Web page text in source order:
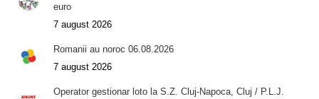
euro
7 august 2026
Romanii au noroc 06.08.2026
7 august 2026
Operator gestionar loto la S.Z. Cluj-Napoca, Cluj / P.L.J.